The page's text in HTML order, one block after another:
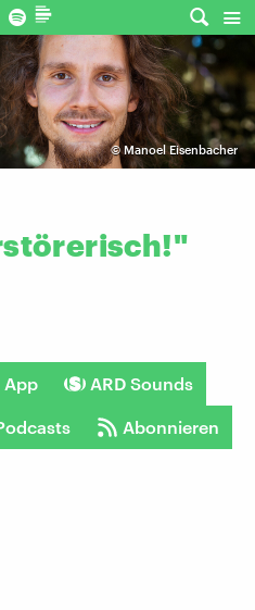
©Manoel Eisenbacher
App ARD Sounds
Abonnieren